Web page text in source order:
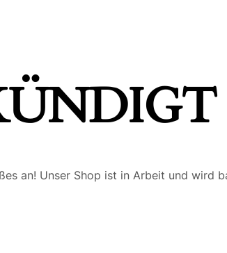
an! Unser Shop ist in Arbeit und wird